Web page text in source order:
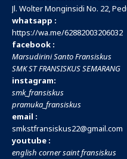
Jl. Wolter Monginsidi No. 22,
whatsapp :
https://wa.me/62882003206032
facebook :
Marsudirini Santo Fransiskus
SMK ST FRANSISKUS SEMARANG
instagram:
smk_fransiskus
pramuka_fransiskus
email :
smkstfransiskus22@gmail.com
youtube :
english corner saint fransiskus